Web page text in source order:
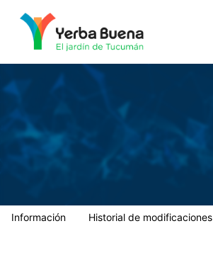
Información Historial de modificaciones